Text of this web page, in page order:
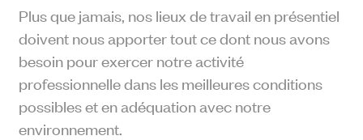
Plus que jamais, nos lieux de travail en présentiel
doivent nous apporter tout ce dont nous avons
besoin pour exercer notre activité
professionnelle dans les meilleures conditions
possibles et en adéquation avec notre
environnement.